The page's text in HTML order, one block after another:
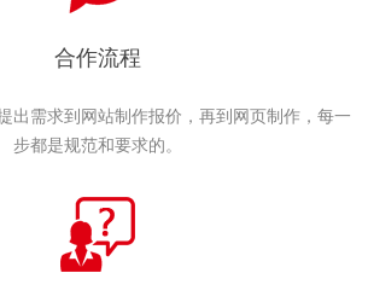
合作流程
出需求到网站制作报价，再到网页制作，每一
步都是规范和要求的。